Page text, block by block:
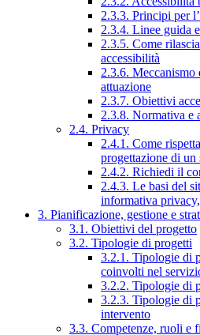
2.3.3. Principi per
2.3.4. Linee guida
2.3.5. Come
accessibilità
2.3.6. Meccanismo
attuazione
2.3.7. Obiettivi
2.3.8. Normativa e
2.4. Privacy
2.4.1. Come
progettazione di
2.4.2. Richiedi il
2.4.3. Le basi del
informativa
3. Pianificazione, gestione e
3.1. Obiettivi del progetto
3.2. Tipologie di progetti
3.2.1. Tipologie di
coinvolti nel
3.2.2. Tipologie di
3.2.3. Tipologie di
intervento
3.3. Competenze, ruoli e